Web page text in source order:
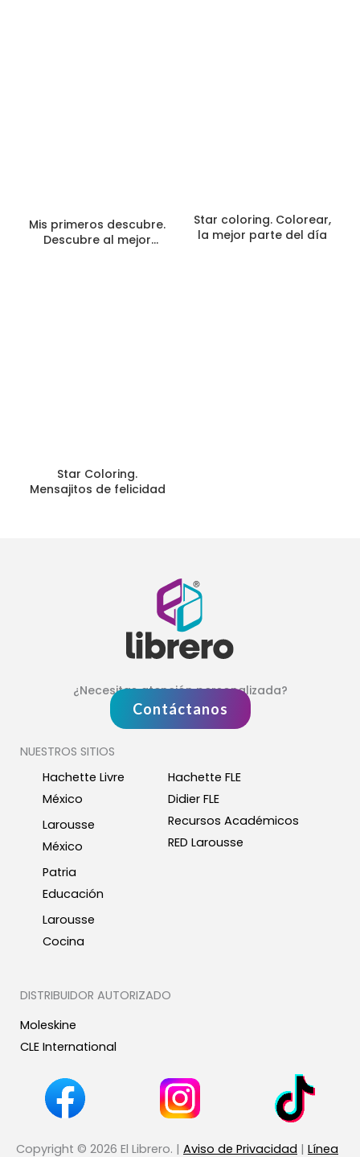
Mis primeros descubre.
Descubre al mejor
Star coloring. Colorear,
la mejor parte del día
Star Coloring.
Mensajitos de felicidad
¿Necesitas atención personalizada?
Contáctanos
NUESTROS SITIOS
Hachette Livre
México
Larousse
México
Patria
Educación
Larousse
Cocina
Hachette FLE
Didier FLE
Recursos Académicos
RED Larousse
DISTRIBUIDOR AUTORIZADO
Moleskine
CLE International
Copyright © 2026 El Librero. | Aviso de Privacidad | Línea